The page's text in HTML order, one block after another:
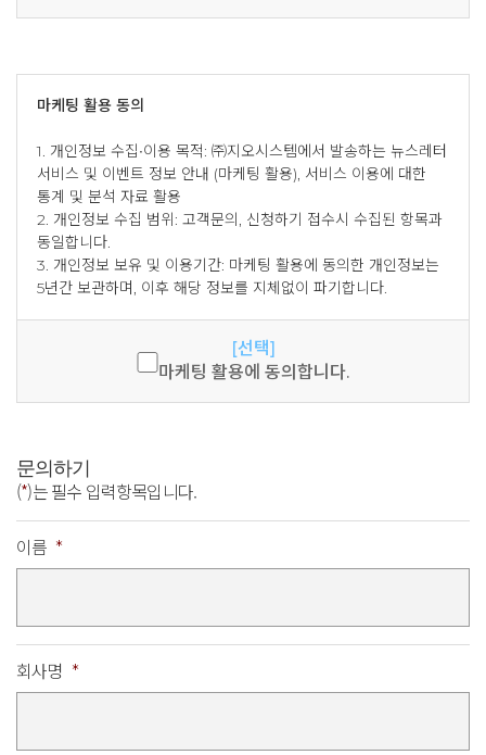
마케팅 활용 동의
1. 개인정보 수집∙이용 목적: ㈜지오시스템에서 발송하는 뉴스레터
서비스 및 이벤트 정보 안내 (마케팅 활용), 서비스 이용에 대한
통계 및 분석 자료 활용
2. 개인정보 수집 범위: 고객문의, 신청하기 접수시 수집된 항목과
동일합니다.
3. 개인정보 보유 및 이용기간: 마케팅 활용에 동의한 개인정보는
5년간 보관하며, 이후 해당 정보를 지체없이 파기합니다.
[선택]
마케팅 활용에 동의합니다.
문의하기
(*)는 필수 입력항목입니다.
이름 *
회사명 *